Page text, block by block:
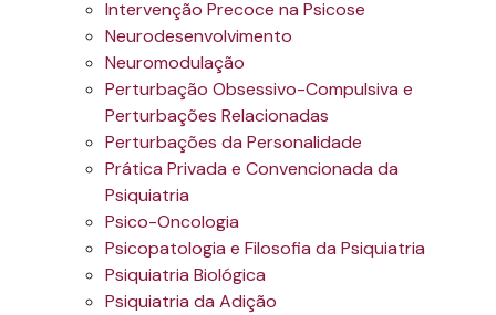
Intervenção Precoce na Psicose
Neurodesenvolvimento
Neuromodulação
Perturbação Obsessivo-Compulsiva e
Perturbações Relacionadas
Perturbações da Personalidade
Prática Privada e Convencionada da
Psiquiatria
Psico-Oncologia
Psicopatologia e Filosofia da Psiquiatria
Psiquiatria Biológica
Psiquiatria da Adição